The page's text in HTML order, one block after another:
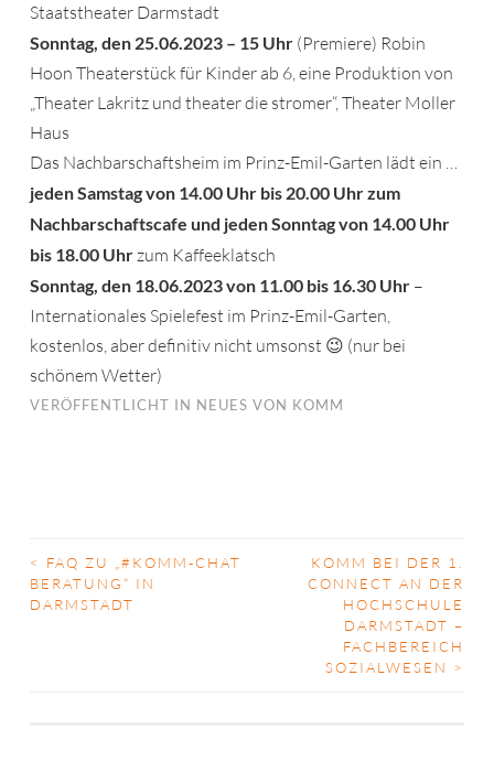
Staatstheater Darmstadt
Sonntag, den 25.06.2023 – 15 Uhr (Premiere) Robin
Hoon Theaterstück für Kinder ab 6, eine Produktion von
„Theater Lakritz und theater die stromer“, Theater Moller
Haus
Das Nachbarschaftsheim im Prinz-Emil-Garten lädt ein …
jeden Samstag von 14.00 Uhr bis 20.00 Uhr zum
Nachbarschaftscafe und jeden Sonntag von 14.00 Uhr
bis 18.00 Uhrzum Kaffeeklatsch
Sonntag, den 18.06.2023 von 11.00 bis 16.30 Uhr –
Internationales Spielefest im Prinz-Emil-Garten,
kostenlos, aber definitiv nicht umsonst 😉 (nur bei
schönem Wetter)
VERÖFFENTLICHT IN NEUES VON KOMM
BEITRAGS-
NAVIGATION
<
FAQ ZU „#KOMM-CHAT
BERATUNG“ IN
DARMSTADT
KOMM BEI DER 1.
CONNECT AN DER
HOCHSCHULE
DARMSTADT –
FACHBEREICH
SOZIALWESEN >